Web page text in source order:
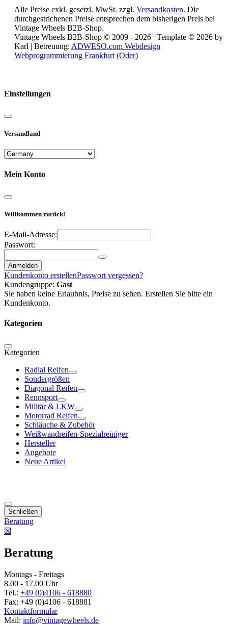
Alle Preise exkl. gesetzl. MwSt. zzgl. Versandkosten. Die
durchgestrichenen Preise entsprechen dem bisherigen Preis bei
Vintage Wheels B2B-Shop.
Vintage Wheels B2B-Shop © 2009 - 2026 | Template © 2026 by
Karl | Betreuung: ADWESO.com Webdesign
Webprogrammierung Frankfurt (Oder)
Einstellungen
Versandland
Mein Konto
Willkommen zurück!
E-Mail-Adresse:
Passwort:
Anmelden
Kundenkonto erstellenPasswort vergessen?
Kundengruppe: Gast
Sie haben keine Erlaubnis, Preise zu sehen. Erstellen Sie bitte ein
Kundenkonto.
Kategorien
Kategorien
Radial Reifen
Sondergrößen
Diagonal Reifen
Rennsport
Militär & LKW
Motorrad Reifen
Schläuche & Zubehör
Weißwandreifen-Spezialreiniger
Hersteller
Angebote
Neue Artikel
Schließen
Beratung
☒
Beratung
Montags - Freitags
8.00 - 17.00 Uhr
Tel.: +49 (0)4106 - 618880
Fax: +49 (0)4106 - 618881
Kontaktformular
Mail: info@vintagewheels.de